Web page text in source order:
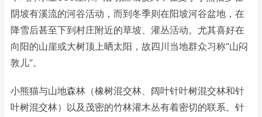
阴坡有溪流的河谷活动，而到冬季则在阳坡河谷盆地，在
降雪后甚至下到村庄附近的草坡、灌丛活动。尤其喜好在
向阳的山崖或大树顶上晒太阳，故四川当地群众习称“山闷
敦儿”。
小熊猫与山地森林（橡树混交林、阔叶针叶树混交林和针
叶树混交林）以及茂密的竹林灌木丛有着密切的联系。针